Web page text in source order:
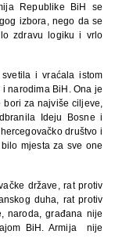
Republike BiH se
izbora, nego da se
zdravu logiku i vrlo
i vraćala istom
narodima BiH. Ona je
za najviše ciljeve,
Ideju Bosne i
društvo i
mjesta za sve one
države, rat protiv
duha, rat protiv
naroda, građana nije
BiH. Armija nije